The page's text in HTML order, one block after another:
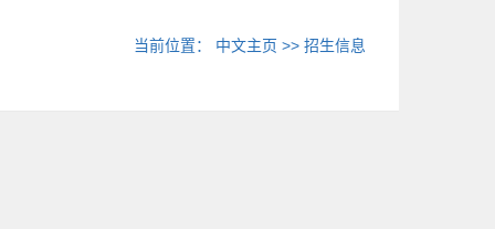
当前位置： 中文主页 >>招生信息